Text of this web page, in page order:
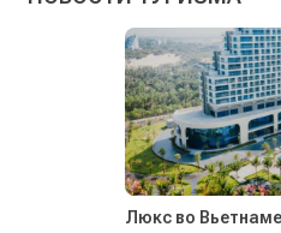
Люкс во